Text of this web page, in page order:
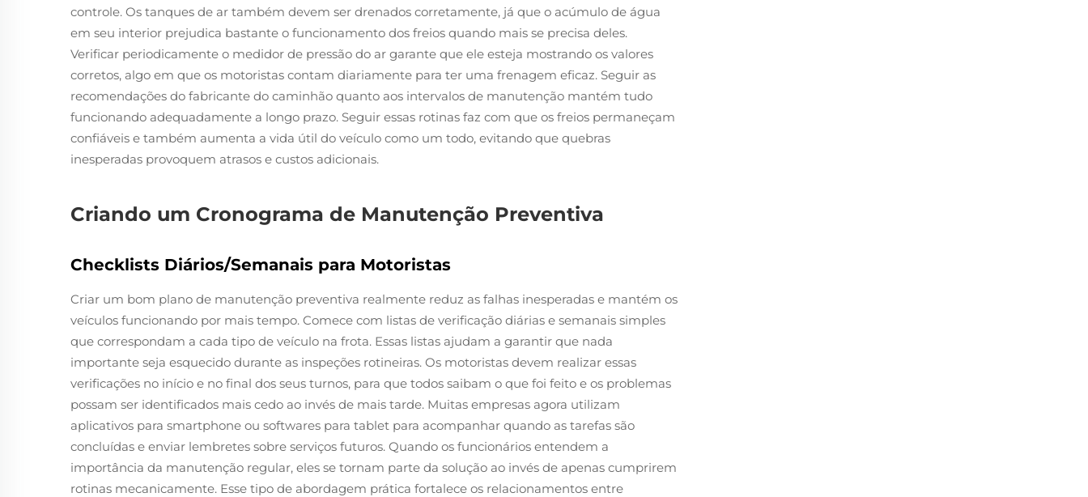
controle. Os tanques de ar também devem ser drenados corretamente, já que o acúmulo de água
em seu interior prejudica bastante o funcionamento dos freios quando mais se precisa deles.
Verificar periodicamente o medidor de pressão do ar garante que ele esteja mostrando os valores
corretos, algo em que os motoristas contam diariamente para ter uma frenagem eficaz. Seguir as
recomendações do fabricante do caminhão quanto aos intervalos de manutenção mantém tudo
funcionando adequadamente a longo prazo. Seguir essas rotinas faz com que os freios permaneçam
confiáveis e também aumenta a vida útil do veículo como um todo, evitando que quebras
inesperadas provoquem atrasos e custos adicionais.
Criando um Cronograma de Manutenção Preventiva
Checklists Diários/Semanais para Motoristas
Criar um bom plano de manutenção preventiva realmente reduz as falhas inesperadas e mantém os
veículos funcionando por mais tempo. Comece com listas de verificação diárias e semanais simples
que correspondam a cada tipo de veículo na frota. Essas listas ajudam a garantir que nada
importante seja esquecido durante as inspeções rotineiras. Os motoristas devem realizar essas
verificações no início e no final dos seus turnos, para que todos saibam o que foi feito e os problemas
possam ser identificados mais cedo ao invés de mais tarde. Muitas empresas agora utilizam
aplicativos para smartphone ou softwares para tablet para acompanhar quando as tarefas são
concluídas e enviar lembretes sobre serviços futuros. Quando os funcionários entendem a
importância da manutenção regular, eles se tornam parte da solução ao invés de apenas cumprirem
rotinas mecanicamente. Esse tipo de abordagem prática fortalece os relacionamentos entre